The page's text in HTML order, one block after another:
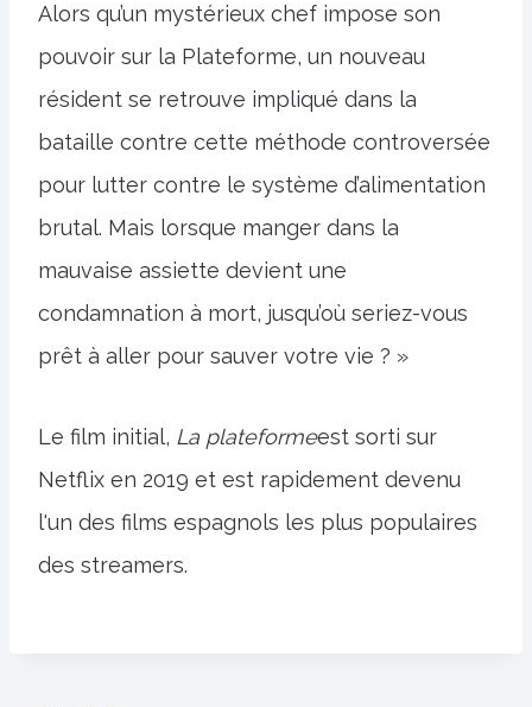
Alors qu’un mystérieux chef impose son
pouvoir sur la Plateforme, un nouveau
résident se retrouve impliqué dans la
bataille contre cette méthode controversée
pour lutter contre le système d’alimentation
brutal. Mais lorsque manger dans la
mauvaise assiette devient une
condamnation à mort, jusqu’où seriez-vous
prêt à aller pour sauver votre vie ? »
Le film initial, La plateformeest sorti sur
Netflix en 2019 et est rapidement devenu
l'un des films espagnols les plus populaires
des streamers.